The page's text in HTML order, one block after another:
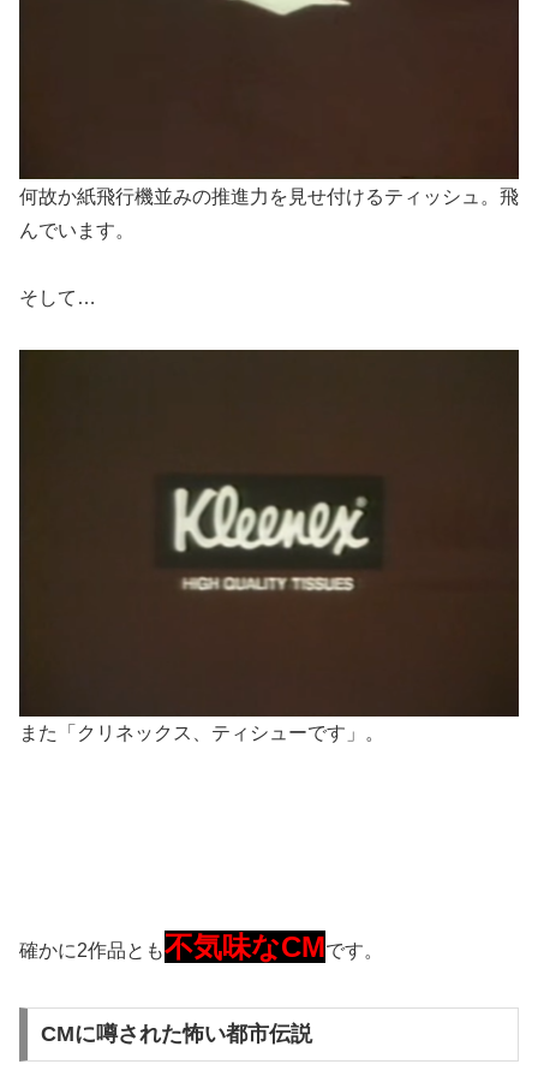
何故か紙飛行機並みの推進力を見せ付けるティッシュ。飛
んでいます。
そして…
また「クリネックス、ティシューです」。
確かに2作品とも不気味なCMです。
CMに噂された怖い都市伝説